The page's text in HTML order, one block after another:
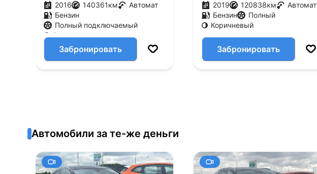
2016 140361км
Автомат
Бензин
Полный подключаемый
Белый
Забронировать
2019 120838км
Автомат
Бензин
Полный
Коричневый
Забронировать
Автомобили за те-же деньги